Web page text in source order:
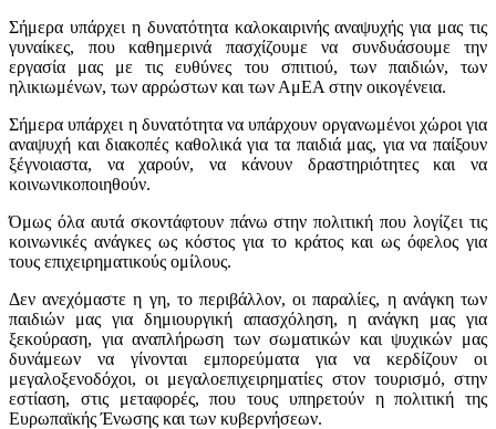
Σήμερα υπάρχει η δυνατότητα καλοκαιρινής αναψυχής για μας τις
γυναίκες, που καθημερινά πασχίζουμε να συνδυάσουμε την
εργασία μας με τις ευθύνες του σπιτιού, των παιδιών, των
ηλικιωμένων, των αρρώστων και των ΑμΕΑ στην οικογένεια.
Σήμερα υπάρχει η δυνατότητα να υπάρχουν οργανωμένοι χώροι για
αναψυχή και διακοπές καθολικά για τα παιδιά μας, για να παίξουν
ξέγνοιαστα, να χαρούν, να κάνουν δραστηριότητες και να
κοινωνικοποιηθούν.
Όμως όλα αυτά σκοντάφτουν πάνω στην πολιτική που λογίζει τις
κοινωνικές ανάγκες ως κόστος για το κράτος και ως όφελος για
τους επιχειρηματικούς ομίλους.
Δεν ανεχόμαστε η γη, το περιβάλλον, οι παραλίες, η ανάγκη των
παιδιών μας για δημιουργική απασχόληση, η ανάγκη μας για
ξεκούραση, για αναπλήρωση των σωματικών και ψυχικών μας
δυνάμεων να γίνονται εμπορεύματα για να κερδίζουν οι
μεγαλοξενοδόχοι, οι μεγαλοεπιχειρηματίες στον τουρισμό, στην
εστίαση, στις μεταφορές, που τους υπηρετούν η πολιτική της
Ευρωπαϊκής Ένωσης και των κυβερνήσεων.